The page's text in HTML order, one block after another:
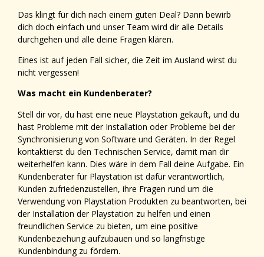
Das klingt für dich nach einem guten Deal? Dann bewirb
dich doch einfach und unser Team wird dir alle Details
durchgehen und alle deine Fragen klären.
Eines ist auf jeden Fall sicher, die Zeit im Ausland wirst du
nicht vergessen!
Was macht ein Kundenberater?
Stell dir vor, du hast eine neue Playstation gekauft, und du
hast Probleme mit der Installation oder Probleme bei der
Synchronisierung von Software und Geräten. In der Regel
kontaktierst du den Technischen Service, damit man dir
weiterhelfen kann. Dies wäre in dem Fall deine Aufgabe. Ein
Kundenberater für Playstation ist dafür verantwortlich,
Kunden zufriedenzustellen, ihre Fragen rund um die
Verwendung von Playstation Produkten zu beantworten, bei
der Installation der Playstation zu helfen und einen
freundlichen Service zu bieten, um eine positive
Kundenbeziehung aufzubauen und so langfristige
Kundenbindung zu fördern.